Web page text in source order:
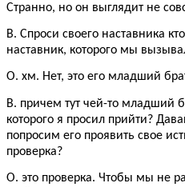
Странно, но он выглядит не
В. Спроси своего наставника
наставник, которого мы
О. хм. Нет, это его младший
В. причем тут чей-то младший
которого я просил прийти?
попросим его проявить свое
проверка?
О. это проверка. Чтобы мы не